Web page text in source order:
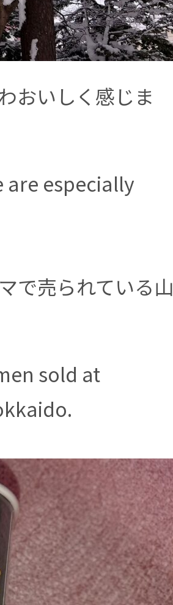
おいしく感じま
are especially
で売られている山
sold at